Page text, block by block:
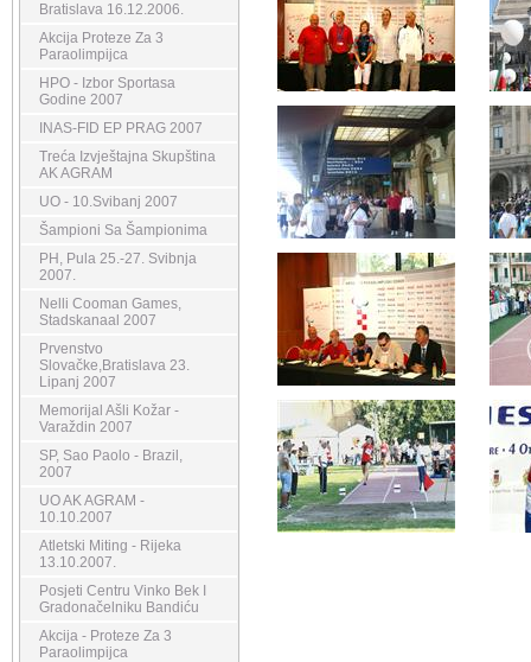
Bratislava 16.12.2006.
Akcija Proteze Za 3
Paraolimpijca
HPO - Izbor Sportasa
Godine 2007
INAS-FID EP PRAG 2007
Treća Izvještajna Skupština
AK AGRAM
UO - 10.Svibanj 2007
Šampioni Sa Šampionima
PH, Pula 25.-27. Svibnja
2007.
Nelli Cooman Games,
Stadskanaal 2007
Prvenstvo
Slovačke,Bratislava 23.
Lipanj 2007
Memorijal Ašli Kožar -
Varaždin 2007
SP, Sao Paolo - Brazil,
2007
UO AK AGRAM -
10.10.2007
Atletski Miting - Rijeka
13.10.2007.
Posjeti Centru Vinko Bek I
Gradonačelniku Bandiću
Akcija - Proteze Za 3
Paraolimpijca